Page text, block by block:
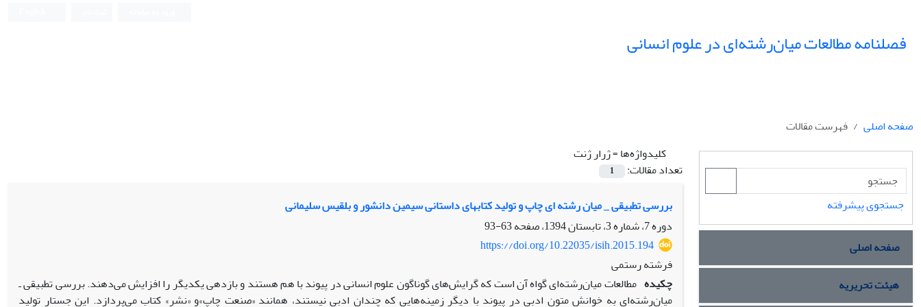
فصلنامه مطالعات میان‌رشته‌ای در علوم انسانی
صفحه اصلی
فهرست مقالات
کلیدواژه‌ها =ژرار ژنت
تعداد مقالات:
1
بررسی تطبیقی _ میان رشته ای چاپ و تولید کتابهای داستانی سیمین دانشور و بلقیس سلیمانی
دوره 7، شماره 3، تابستان 1394، صفحه
63-93
https://doi.org/10.22035/isih.2015.194
فرشته رستمی
چکیده مطالعات میان‌رشته‌ای گواه آن است که گرایش‌های گوناگون علوم انسانی در پیوند با هم هستند و بازدهی یکدیگر را افزایش می‌دهند. بررسی تطبیقی ـ
میان‌رشته‌ای به خوانش متون ادبی در پیوند با دیگر زمینه‌هایی که چندان ادبی نیستند، همانند «صنعت چاپ»و «نشر» کتاب می‌پردازد. این جستار تولید
جستجوی پیشرفته
صفحه اصلی
هیئت تحریریه